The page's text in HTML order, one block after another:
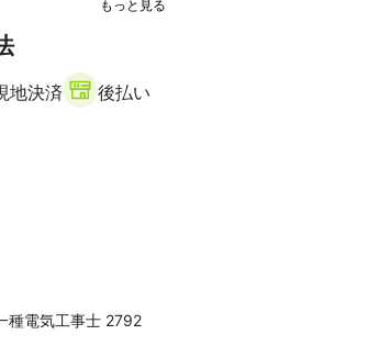
地決済 後払い
種電気工事士 2792